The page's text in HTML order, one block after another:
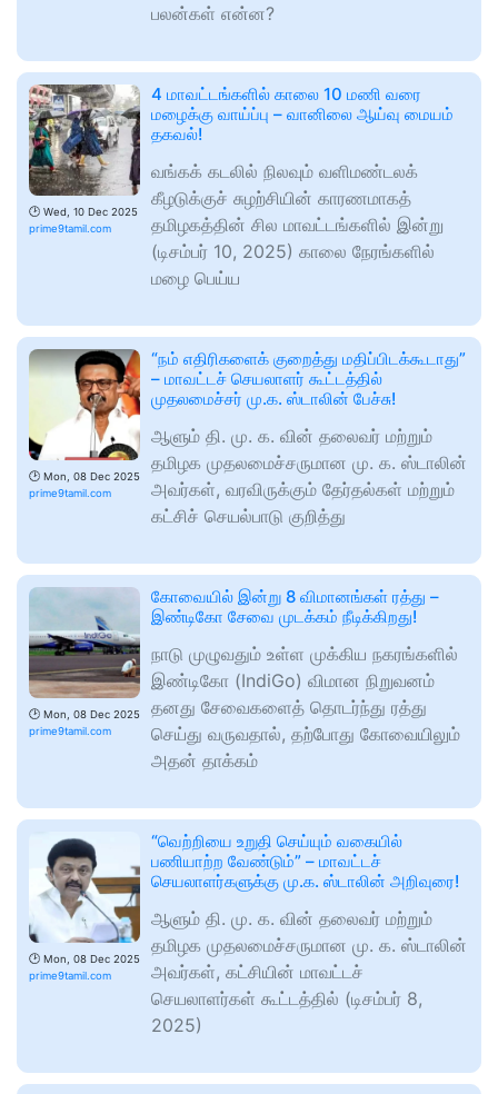
பலன்கள் என்ன?
🕑 Wed, 10 Dec 2025
prime9tamil.com
4 மாவட்டங்களில் காலை 10 மணி வரை
மழைக்கு வாய்ப்பு – வானிலை ஆய்வு மையம்
தகவல்!
வங்கக் கடலில் நிலவும் வளிமண்டலக்
கீழடுக்குச் சுழற்சியின் காரணமாகத்
தமிழகத்தின் சில மாவட்டங்களில் இன்று
(டிசம்பர் 10, 2025) காலை நேரங்களில்
மழை பெய்ய
🕑 Mon, 08 Dec 2025
prime9tamil.com
“நம் எதிரிகளைக் குறைத்து மதிப்பிடக்கூடாது”
– மாவட்டச் செயலாளர் கூட்டத்தில்
முதலமைச்சர் மு.க. ஸ்டாலின் பேச்சு!
ஆளும் தி. மு. க. வின் தலைவர் மற்றும்
தமிழக முதலமைச்சருமான மு. க. ஸ்டாலின்
அவர்கள், வரவிருக்கும் தேர்தல்கள் மற்றும்
கட்சிச் செயல்பாடு குறித்து
🕑 Mon, 08 Dec 2025
prime9tamil.com
கோவையில் இன்று 8 விமானங்கள் ரத்து –
இண்டிகோ சேவை முடக்கம் நீடிக்கிறது!
நாடு முழுவதும் உள்ள முக்கிய நகரங்களில்
இண்டிகோ (IndiGo) விமான நிறுவனம்
தனது சேவைகளைத் தொடர்ந்து ரத்து
செய்து வருவதால், தற்போது கோவையிலும்
அதன் தாக்கம்
🕑 Mon, 08 Dec 2025
prime9tamil.com
“வெற்றியை உறுதி செய்யும் வகையில்
பணியாற்ற வேண்டும்” – மாவட்டச்
செயலாளர்களுக்கு மு.க. ஸ்டாலின் அறிவுரை!
ஆளும் தி. மு. க. வின் தலைவர் மற்றும்
தமிழக முதலமைச்சருமான மு. க. ஸ்டாலின்
அவர்கள், கட்சியின் மாவட்டச்
செயலாளர்கள் கூட்டத்தில் (டிசம்பர் 8,
2025)